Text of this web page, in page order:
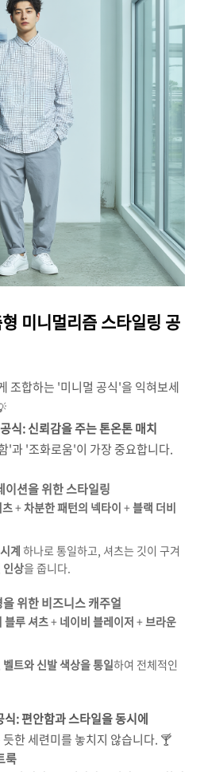
미니멀리즘 스타일링 공
조합하는 '미니멀 공식'을 익혀보세
식: 신뢰감을 주는 톤온톤 매치
'과 '조화로움'이 가장 중요합니다.
션을 위한 스타일링
+ 차분한 패턴의 넥타이 +블랙 더비
계 하나로 통일하고, 셔츠는 깃이 구겨
인상을 줍니다.
위한 비즈니스 캐주얼
블루 셔츠+ 네이비 블레이저 +브라운
벨트와 신발 색상을 통일하여 전체적인
: 편안함과 스타일을 동시에
한 세련미를 놓치지 않습니다. 🍸
룩